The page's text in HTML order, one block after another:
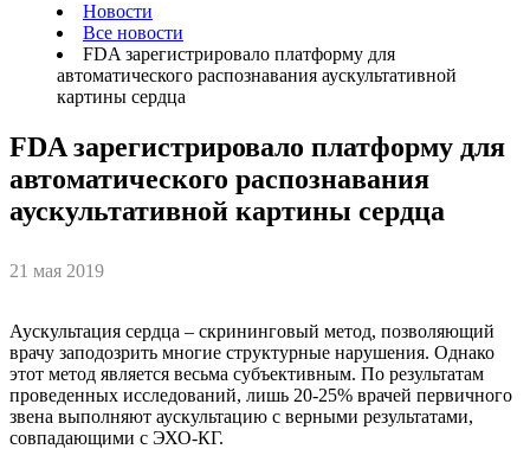
Новости
Все новости
FDA зарегистрировало платформу для
автоматического распознавания аускультативной
картины сердца
FDA зарегистрировало платформу для
автоматического распознавания
аускультативной картины сердца
21 мая 2019
Аускультация сердца – скрининговый метод, позволяющий
врачу заподозрить многие структурные нарушения. Однако
этот метод является весьма субъективным. По результатам
проведенных исследований, лишь 20-25% врачей первичного
звена выполняют аускультацию с верными результатами,
совпадающими с ЭХО-КГ.